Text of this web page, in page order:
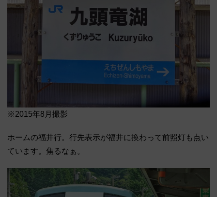
※2015年8月撮影
ホームの福井行。行先表示が福井に換わって前照灯も点い
ています。焦るなぁ。